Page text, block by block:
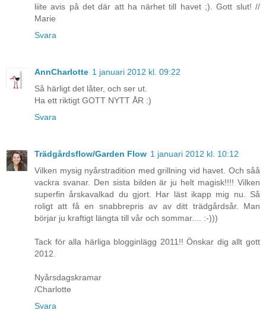
liite avis på det där att ha närhet till havet ;). Gott slut! //
Marie
Svara
AnnCharlotte 1 januari 2012 kl. 09:22
Så härligt det låter, och ser ut.
Ha ett riktigt GOTT NYTT ÅR :)
Svara
Trädgårdsflow/Garden Flow 1 januari 2012 kl. 10:12
Vilken mysig nyårstradition med grillning vid havet. Och såå
vackra svanar. Den sista bilden är ju helt magisk!!!! Vilken
superfin årskavalkad du gjort. Har läst ikapp mig nu. Så
roligt att få en snabbrepris av av ditt trädgårdsår. Man
börjar ju kraftigt längta till vår och sommar.... :-)))
Tack för alla härliga blogginlägg 2011!! Önskar dig allt gott
2012.
Nyårsdagskramar
/Charlotte
Svara